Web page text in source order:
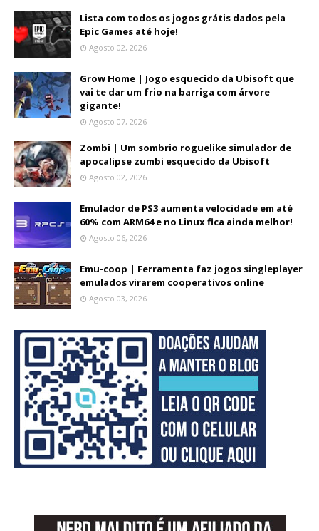
Lista com todos os jogos grátis dados pela
Epic Games até hoje!
Agosto 02, 2026
Grow Home | Jogo esquecido da Ubisoft que
vai te dar um frio na barriga com árvore
gigante!
Agosto 07, 2026
Zombi | Um sombrio roguelike simulador de
apocalipse zumbi esquecido da Ubisoft
Agosto 02, 2026
Emulador de PS3 aumenta velocidade em até
60% com ARM64 e no Linux fica ainda melhor!
Agosto 06, 2026
Emu-coop | Ferramenta faz jogos singleplayer
emulados virarem cooperativos online
Agosto 03, 2026